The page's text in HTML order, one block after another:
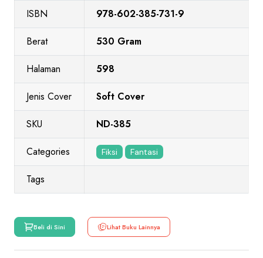
ISBN 978-602-385-731-9
Berat 530 Gram
Halaman 598
Jenis Cover Soft Cover
SKU ND-385
Categories Fiksi Fantasi
Tags
Beli di Sini Lihat Buku Lainnya